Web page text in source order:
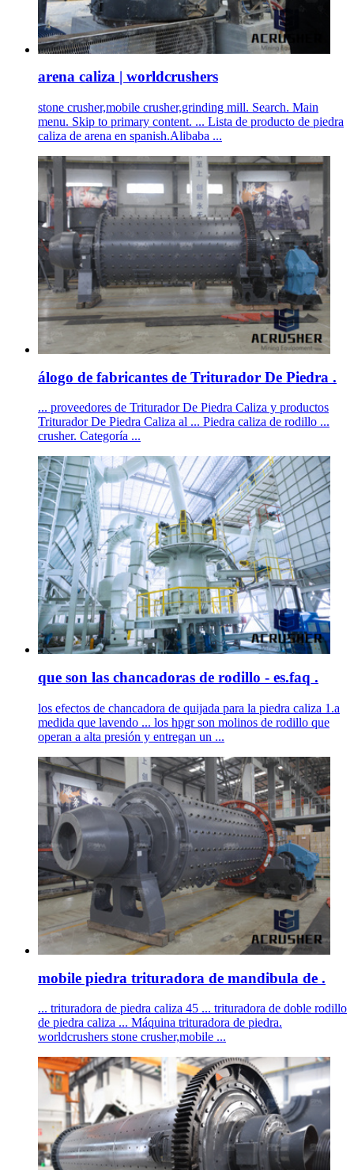
arena caliza | worldcrushers
stone crusher,mobile crusher,grinding mill. Search. Main
menu. Skip to primary content. ... Lista de producto de piedra
caliza de arena en spanish.Alibaba ...
álogo de fabricantes de Triturador De Piedra .
... proveedores de Triturador De Piedra Caliza y productos
Triturador De Piedra Caliza al ... Piedra caliza de rodillo ...
crusher. Categoría ...
que son las chancadoras de rodillo - es.faq .
los efectos de chancadora de quijada para la piedra caliza 1.a
medida que lavendo ... los hpgr son molinos de rodillo que
operan a alta presión y entregan un ...
mobile piedra trituradora de mandibula de .
... trituradora de piedra caliza 45 ... trituradora de doble rodillo
de piedra caliza ... Máquina trituradora de piedra.
worldcrushers stone crusher,mobile ...